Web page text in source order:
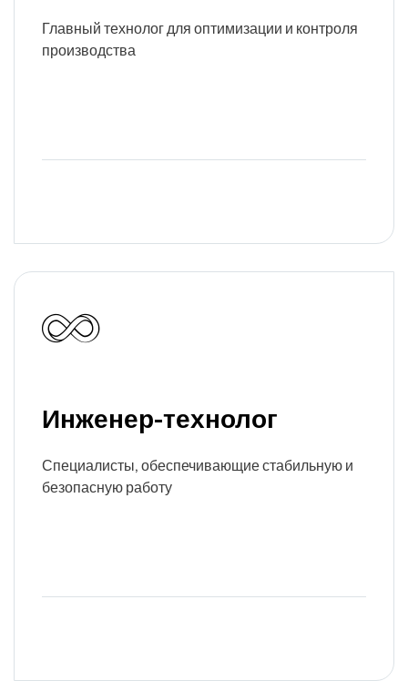
Главный технолог для оптимизации и контроля
производства
Инженер-технолог
Специалисты, обеспечивающие стабильную и
безопасную работу